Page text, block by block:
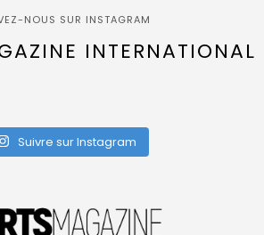
NOUS SUR INSTAGRAM
INTERNATIONAL
Suivre sur Instagram